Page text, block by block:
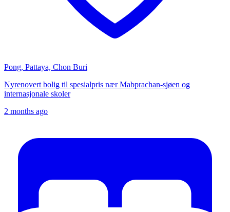
Pong, Pattaya, Chon Buri
Nyrenovert bolig til spesialpris nær Mabprachan-sjøen og
internasjonale skoler
2 months ago